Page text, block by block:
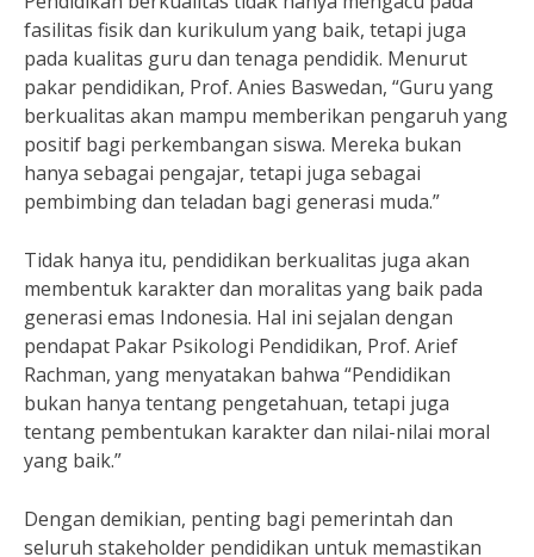
fasilitas fisik dan kurikulum yang baik, tetapi juga
pada kualitas guru dan tenaga pendidik. Menurut
pakar pendidikan, Prof. Anies Baswedan, “Guru yang
berkualitas akan mampu memberikan pengaruh yang
positif bagi perkembangan siswa. Mereka bukan
hanya sebagai pengajar, tetapi juga sebagai
pembimbing dan teladan bagi generasi muda.”
Tidak hanya itu, pendidikan berkualitas juga akan
membentuk karakter dan moralitas yang baik pada
generasi emas Indonesia. Hal ini sejalan dengan
pendapat Pakar Psikologi Pendidikan, Prof. Arief
Rachman, yang menyatakan bahwa “Pendidikan
bukan hanya tentang pengetahuan, tetapi juga
tentang pembentukan karakter dan nilai-nilai moral
yang baik.”
Dengan demikian, penting bagi pemerintah dan
seluruh stakeholder pendidikan untuk memastikan